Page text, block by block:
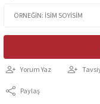
Yorum Yaz
Paylaş